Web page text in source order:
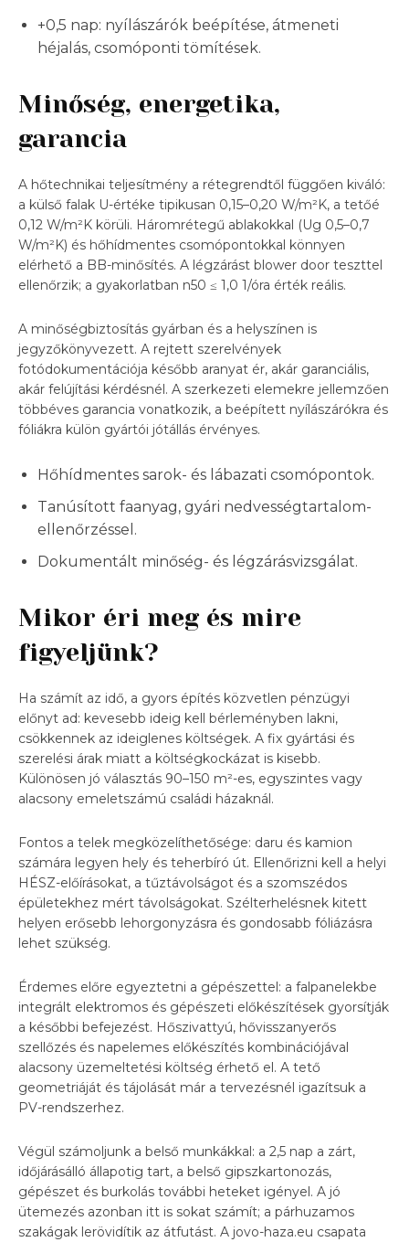
+0,5 nap: nyílászárók beépítése, átmeneti
héjalás, csomóponti tömítések.
Minőség, energetika,
garancia
A hőtechnikai teljesítmény a rétegrendtől függően kiváló:
a külső falak U-értéke tipikusan 0,15–0,20 W/m²K, a tetőé
0,12 W/m²K körüli. Háromrétegű ablakokkal (Ug 0,5–0,7
W/m²K) és hőhídmentes csomópontokkal könnyen
elérhető a BB-minősítés. A légzárást blower door teszttel
ellenőrzik; a gyakorlatban n50 ≤ 1,0 1/óra érték reális.
A minőségbiztosítás gyárban és a helyszínen is
jegyzőkönyvezett. A rejtett szerelvények
fotódokumentációja később aranyat ér, akár garanciális,
akár felújítási kérdésnél. A szerkezeti elemekre jellemzően
többéves garancia vonatkozik, a beépített nyílászárókra és
fóliákra külön gyártói jótállás érvényes.
Hőhídmentes sarok- és lábazati csomópontok.
Tanúsított faanyag, gyári nedvességtartalom-
ellenőrzéssel.
Dokumentált minőség- és légzárásvizsgálat.
Mikor éri meg és mire
figyeljünk?
Ha számít az idő, a gyors építés közvetlen pénzügyi
előnyt ad: kevesebb ideig kell bérleményben lakni,
csökkennek az ideiglenes költségek. A fix gyártási és
szerelési árak miatt a költségkockázat is kisebb.
Különösen jó választás 90–150 m²-es, egyszintes vagy
alacsony emeletszámú családi házaknál.
Fontos a telek megközelíthetősége: daru és kamion
számára legyen hely és teherbíró út. Ellenőrizni kell a helyi
HÉSZ-előírásokat, a tűztávolságot és a szomszédos
épületekhez mért távolságokat. Szélterhelésnek kitett
helyen erősebb lehorgonyzásra és gondosabb fóliázásra
lehet szükség.
Érdemes előre egyeztetni a gépészettel: a falpanelekbe
integrált elektromos és gépészeti előkészítések gyorsítják
a későbbi befejezést. Hőszivattyú, hővisszanyerős
szellőzés és napelemes előkészítés kombinációjával
alacsony üzemeltetési költség érhető el. A tető
geometriáját és tájolását már a tervezésnél igazítsuk a
PV-rendszerhez.
Végül számoljunk a belső munkákkal: a 2,5 nap a zárt,
időjárásálló állapotig tart, a belső gipszkartonozás,
gépészet és burkolás további heteket igényel. A jó
ütemezés azonban itt is sokat számít; a párhuzamos
szakágak lerövidítik az átfutást. A jovo-haza.eu csapata